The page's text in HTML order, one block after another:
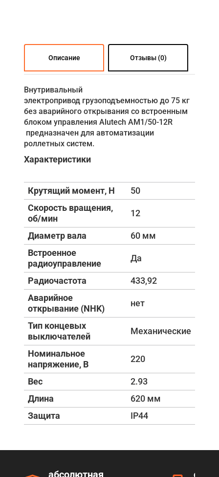
Описание Отзывы (0)
Внутривальный
электропривод грузоподъемностью до 75 кг
без аварийного открывания со встроенным
блоком управления Alutech AM1/50-12R
предназначен для автоматизации
роллетных систем.
Характеристики
Крутящий момент, Н
50
Скорость вращения,
об/мин
12
Диаметр вала
60 мм
Встроенное
радиоуправление
Да
Радиочастота
433,92
Аварийное
открывание (NHK)
нет
Тип концевых
выключателей
Механические
Номинальное
напряжение, В
220
Вес
2.93
Длина
620 мм
Защита
IP44
абсолютная